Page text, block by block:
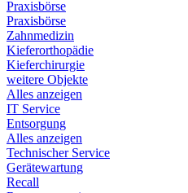
Praxisbörse
Praxisbörse
Zahnmedizin
Kieferorthopädie
Kieferchirurgie
weitere Objekte
Alles anzeigen
IT Service
Entsorgung
Alles anzeigen
Technischer Service
Gerätewartung
Recall